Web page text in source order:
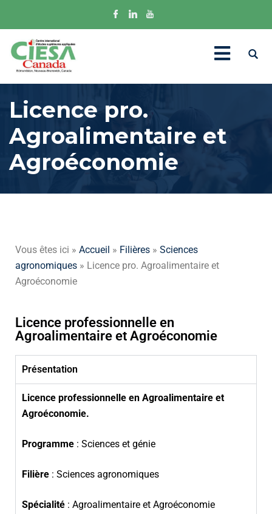
Licence pro.
Agroalimentaire et
Agroéconomie
Vous êtes ici » Accueil » Filières » Sciences
agronomiques » Licence pro. Agroalimentaire et
Agroéconomie
Licence professionnelle en
Agroalimentaire et Agroéconomie
Présentation
Licence professionnelle en Agroalimentaire et
Agroéconomie.
Programme : Sciences et génie
Filière : Sciences agronomiques
Spécialité : Agroalimentaire et Agroéconomie